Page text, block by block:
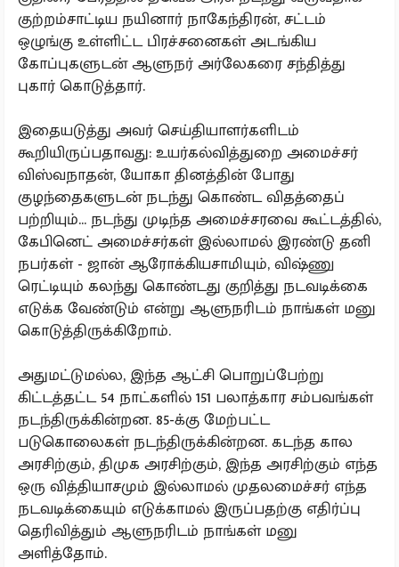
குற்றம்சாட்டிய நயினார் நாகேந்திரன், சட்டம்
ஒழுங்கு உள்ளிட்ட பிரச்சனைகள் அடங்கிய
கோப்புகளுடன் ஆளுநர் அர்லேகரை சந்தித்து
புகார் கொடுத்தார்.
இதையடுத்து அவர் செய்தியாளர்களிடம்
கூறியிருப்பதாவது: உயர்கல்வித்துறை அமைச்சர்
விஸ்வநாதன், யோகா தினத்தின் போது
குழந்தைகளுடன் நடந்து கொண்ட விதத்தைப்
பற்றியும்... நடந்து முடிந்த அமைச்சரவை கூட்டத்தில்,
கேபினெட் அமைச்சர்கள் இல்லாமல் இரண்டு தனி
நபர்கள் - ஜான் ஆரோக்கியசாமியும், விஷ்ணு
ரெட்டியும் கலந்து கொண்டது குறித்து நடவடிக்கை
எடுக்க வேண்டும் என்று ஆளுநரிடம் நாங்கள் மனு
கொடுத்திருக்கிறோம்.
அதுமட்டுமல்ல, இந்த ஆட்சி பொறுப்பேற்று
கிட்டத்தட்ட 54 நாட்களில் 151 பலாத்கார சம்பவங்கள்
நடந்திருக்கின்றன. 85-க்கு மேற்பட்ட
படுகொலைகள் நடந்திருக்கின்றன. கடந்த கால
அரசிற்கும், திமுக அரசிற்கும், இந்த அரசிற்கும் எந்த
ஒரு வித்தியாசமும் இல்லாமல் முதலமைச்சர் எந்த
நடவடிக்கையும் எடுக்காமல் இருப்பதற்கு எதிர்ப்பு
தெரிவித்தும் ஆளுநரிடம் நாங்கள் மனு
அளித்தோம்.